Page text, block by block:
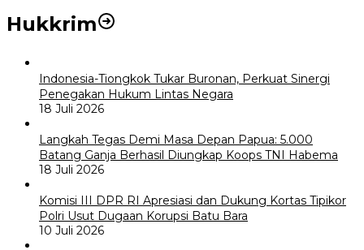
Hukkrim
Indonesia-Tiongkok Tukar Buronan, Perkuat Sinergi
Penegakan Hukum Lintas Negara
18 Juli 2026
Langkah Tegas Demi Masa Depan Papua: 5.000
Batang Ganja Berhasil Diungkap Koops TNI Habema
18 Juli 2026
Komisi III DPR RI Apresiasi dan Dukung Kortas Tipikor
Polri Usut Dugaan Korupsi Batu Bara
10 Juli 2026